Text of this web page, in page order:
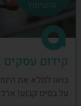
קידום
בואו למלא את
על בסיס קבוע!